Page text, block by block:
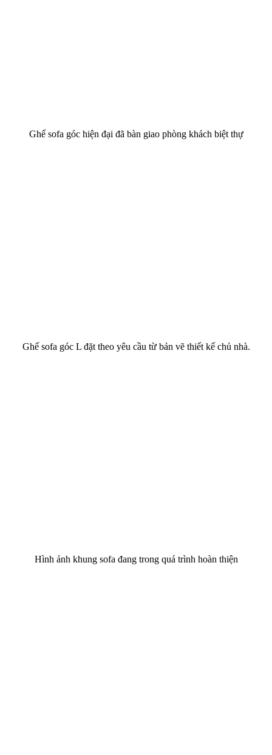
Ghế sofa góc hiện đại đã bàn giao phòng khách biệt thự
Ghế sofa góc L đặt theo yêu cầu từ bản vẽ thiết kế chủ nhà.
Hình ảnh khung sofa đang trong quá trình hoàn thiện